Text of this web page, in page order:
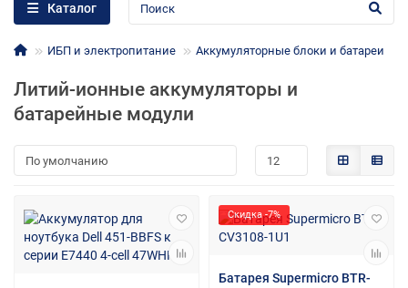
Каталог
ИБП и электропитание Аккумуляторные блоки и батареи
Литий-ионные аккумуляторы и
батарейные модули
Скидка -7%
Батарея Supermicro BTR-